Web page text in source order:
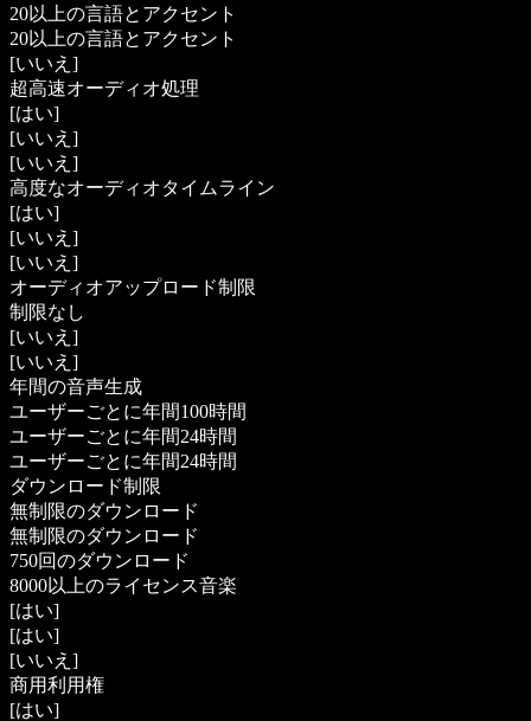
20以上の言語とアクセント
20以上の言語とアクセント
[いいえ]
超高速オーディオ処理
[はい]
[いいえ]
[いいえ]
高度なオーディオタイムライン
[はい]
[いいえ]
[いいえ]
オーディオアップロード制限
制限なし
[いいえ]
[いいえ]
年間の音声生成
ユーザーごとに年間100時間
ユーザーごとに年間24時間
ユーザーごとに年間24時間
ダウンロード制限
無制限のダウンロード
無制限のダウンロード
750回のダウンロード
8000以上のライセンス音楽
[はい]
[はい]
[いいえ]
商用利用権
[はい]